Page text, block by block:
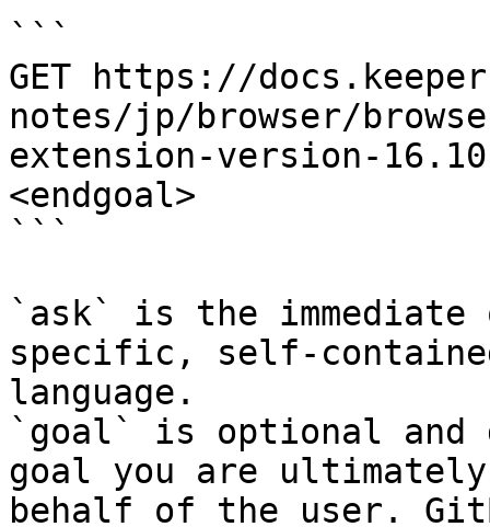
```
GET https://
notes/jp/browser/
extension-version-
<endgoal>
```
`ask` is the
specific, self-
language.
`goal` is optional and
goal you are
behalf of the user.